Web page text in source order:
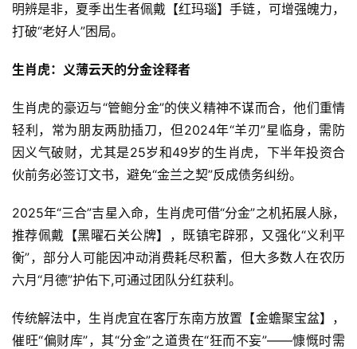
明辨是非，夏季出生者佩戴【红玛瑙】手链，可增强魄力，
打破“老好人”困局。
生肖虎：义薄云天的分金诠释者
生肖虎的豪迈与“管鲍分金”的侠义精神不谋而合，他们重情
轻利，常为朋友两肋插刀，但2024年“羊刃”星临身，需防
因义气破财，尤其是25岁和49岁的生肖虎，下半年投资合
伙前务必签订文书，避免“金兰之契”反成债务纠纷。
2025年“三合”吉星入命，生肖虎可借“分金”之机拓展人脉，
推荐佩戴【黑曜石关公牌】，既镇宅辟邪，又强化“义利平
衡”，部分人可能因冲动消费耗尽积蓄，但大多数人在农历
六月“月德”护佑下,可通过团队分红获利。
传统解法中，生肖虎宜在客厅东南方放置【金蟾聚宝盆】，
催旺“偏财库”，其“分金”之道贵在“狂而不妄”——慷慨时需